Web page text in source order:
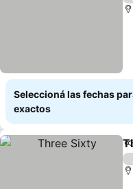
Seleccioná las fechas
exactos